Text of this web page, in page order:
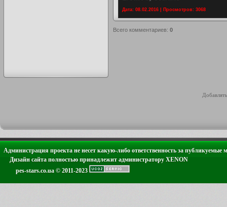
Дата: 08.02.2016 | Просмотров: 3068
Всего комментариев: 0
Администрация проекта не несет какую-либо ответственность за публикуемые
Дизайн сайта полностью принадлежит администратору XENON
pes-stars.co.ua © 2011-2023